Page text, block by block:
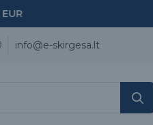
info@e-skirgesa.lt